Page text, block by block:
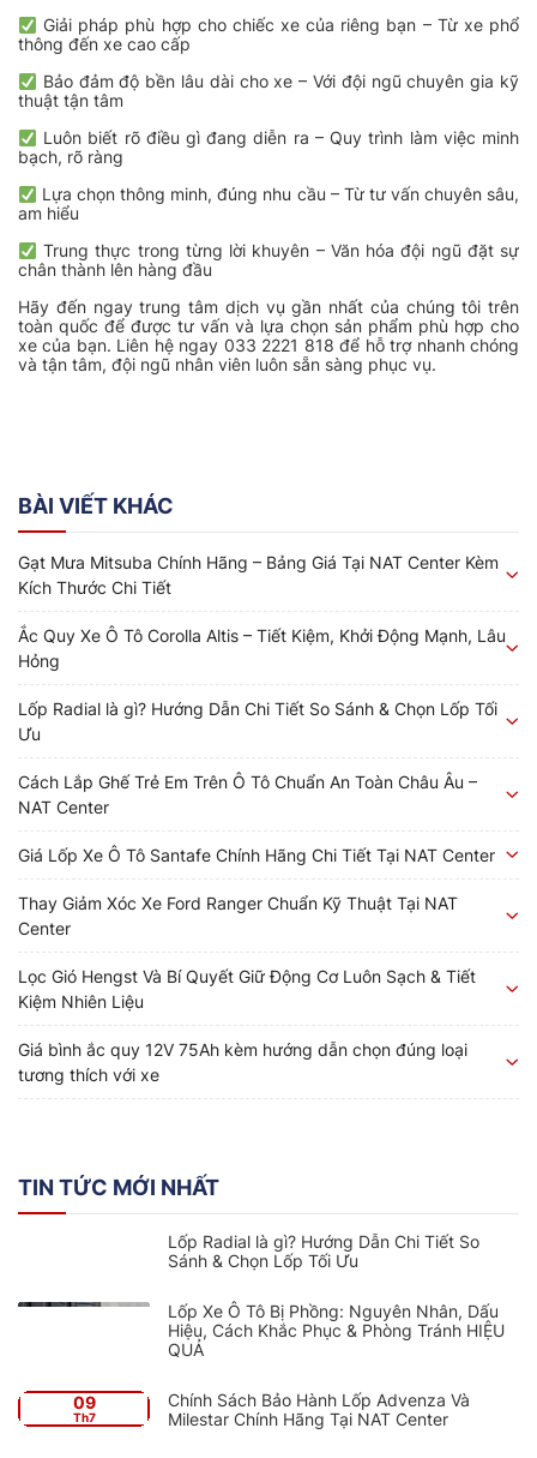
Giải pháp phù hợp cho chiếc xe của riêng bạn – Từ xe phổ
thông đến xe cao cấp
Bảo đảm độ bền lâu dài cho xe – Với đội ngũ chuyên gia kỹ
thuật tận tâm
Luôn biết rõ điều gì đang diễn ra – Quy trình làm việc minh
bạch, rõ ràng
Lựa chọn thông minh, đúng nhu cầu – Từ tư vấn chuyên sâu,
am hiểu
Trung thực trong từng lời khuyên – Văn hóa đội ngũ đặt sự
chân thành lên hàng đầu
Hãy đến ngay trung tâm dịch vụ gần nhất của chúng tôi trên
toàn quốc để được tư vấn và lựa chọn sản phẩm phù hợp cho
xe của bạn. Liên hệ ngay 033 2221 818 để hỗ trợ nhanh chóng
và tận tâm, đội ngũ nhân viên luôn sẵn sàng phục vụ.
BÀI VIẾT KHÁC
Gạt Mưa Mitsuba Chính Hãng – Bảng Giá Tại NAT Center Kèm
Kích Thước Chi Tiết
Ắc Quy Xe Ô Tô Corolla Altis – Tiết Kiệm, Khởi Động Mạnh, Lâu
Hỏng
Lốp Radial là gì? Hướng Dẫn Chi Tiết So Sánh & Chọn Lốp Tối
Ưu
Cách Lắp Ghế Trẻ Em Trên Ô Tô Chuẩn An Toàn Châu Âu –
NAT Center
Giá Lốp Xe Ô Tô Santafe Chính Hãng Chi Tiết Tại NAT Center
Thay Giảm Xóc Xe Ford Ranger Chuẩn Kỹ Thuật Tại NAT
Center
Lọc Gió Hengst Và Bí Quyết Giữ Động Cơ Luôn Sạch & Tiết
Kiệm Nhiên Liệu
Giá bình ắc quy 12V 75Ah kèm hướng dẫn chọn đúng loại
tương thích với xe
TIN TỨC MỚI NHẤT
Lốp Radial là gì? Hướng Dẫn Chi Tiết So
Sánh & Chọn Lốp Tối Ưu
Lốp Xe Ô Tô Bị Phồng: Nguyên Nhân, Dấu
Hiệu, Cách Khắc Phục & Phòng Tránh HIỆU
QUẢ
09
Th7
Chính Sách Bảo Hành Lốp Advenza Và
Milestar Chính Hãng Tại NAT Center